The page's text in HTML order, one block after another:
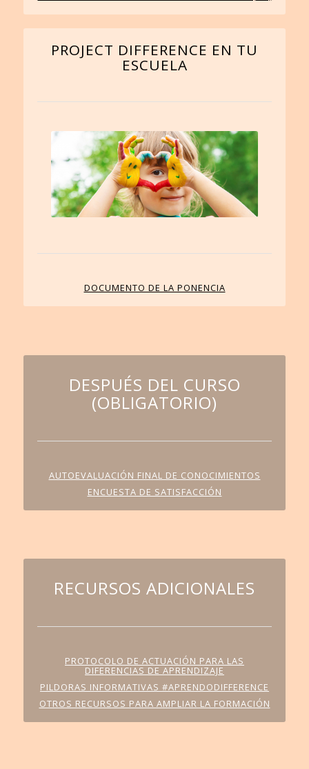
PROJECT DIFFERENCE EN TU
ESCUELA
DOCUMENTO DE LA PONENCIA
DESPUÉS DEL CURSO
(OBLIGATORIO)
AUTOEVALUACIÓN FINAL DE CONOCIMIENTOS
ENCUESTA DE SATISFACCIÓN
RECURSOS ADICIONALES
PROTOCOLO DE ACTUACIÓN PARA LAS
DIFERENCIAS DE APRENDIZAJE
PILDORAS INFORMATIVAS #APRENDODIFFERENCE
OTROS RECURSOS PARA AMPLIAR LA FORMACIÓN